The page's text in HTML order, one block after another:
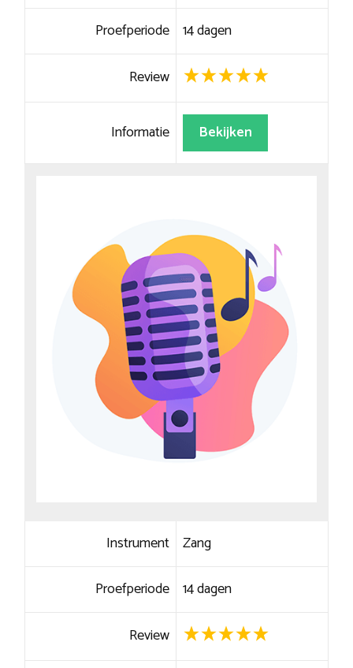
Proefperiode 14 dagen
Review
Informatie Bekijken
Instrument Zang
Proefperiode 14 dagen
Review